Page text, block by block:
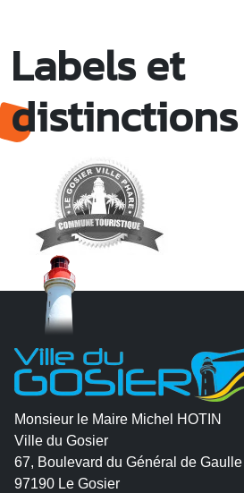
Labels et
distinctions
Monsieur le Maire Michel HOTIN
Ville du Gosier
67, Boulevard du Général de Gaulle
97190 Le Gosier